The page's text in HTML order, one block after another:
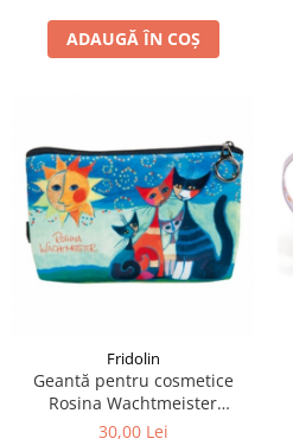
ADAUGĂ ÎN COȘ
Fridolin
Geantă pentru cosmetice
Rosina Wachtmeister
Momenti di felicita
30,00 Lei